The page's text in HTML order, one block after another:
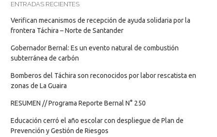
ENTRADAS RECIENTES
Verifican mecanismos de recepción de ayuda solidaria por la
frontera Táchira – Norte de Santander
Gobernador Bernal: Es un evento natural de combustión
subterránea de carbón
Bomberos del Táchira son reconocidos por labor rescatista en
zonas de La Guaira
RESUMEN // Programa Reporte Bernal N° 250
Educación cerró el año escolar con despliegue de Plan de
Prevención y Gestión de Riesgos